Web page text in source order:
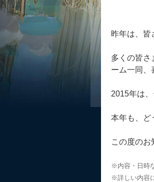
昨年は、皆
多くの皆さ
ーム一同、
2015年は
本年も、ど
この度のお
※内容・日時
※詳しい内容